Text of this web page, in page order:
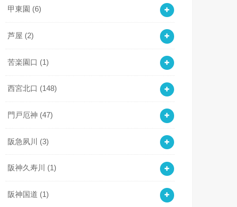
甲東園 (6)
芦屋 (2)
苦楽園口 (1)
西宮北口 (148)
門戸厄神 (47)
阪急夙川 (3)
阪神久寿川 (1)
阪神国道 (1)